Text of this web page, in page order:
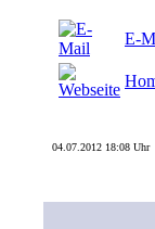
E-
04.07.2012 18:08 Uhr